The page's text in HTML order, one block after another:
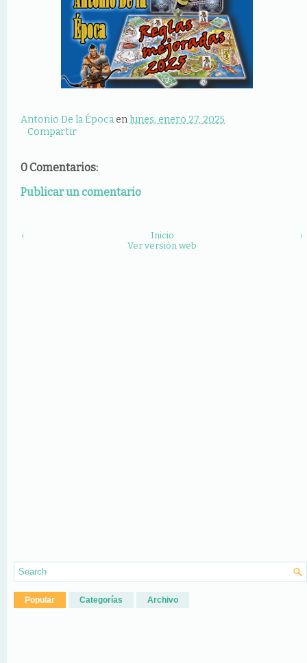
Antonio De la Épocaenlunes, enero 27, 2025
Compartir
0 Comentarios:
Publicar un comentario
‹ ›
Inicio
Ver versión web
Popular Categorías Archivo